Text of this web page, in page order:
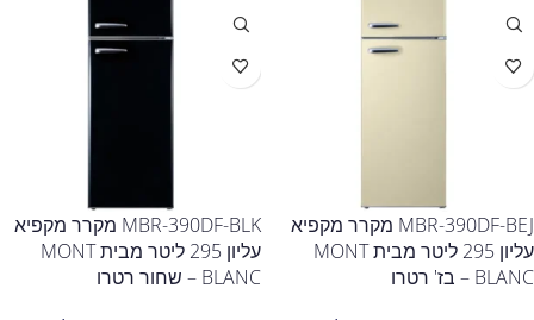
MBR-390DF-BEJ מקרר מקפיא
עליון 295 ליטר מבית MONT
BLANC – בז' רטרו
MBR-390DF-BLK מקרר מקפיא
עליון 295 ליטר מבית MONT
BLANC – שחור רטרו